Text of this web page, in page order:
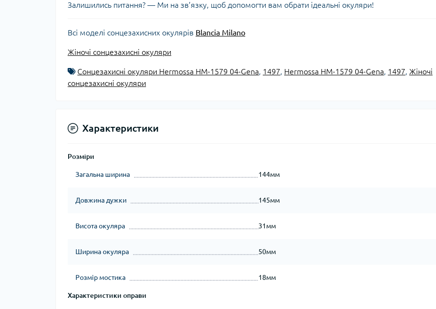
Залишились питання? — Ми на зв’язку, щоб допомогти вам обрати ідеальні окуляри!
Всі моделі сонцезахисних окулярів Blancia Milano
Жіночі сонцезахисні окуляри
Сонцезахисні окуляри Hermossa HM-1579 04-Gena, 1497, Hermossa HM-1579 04-Gena, 1497, Жіночі
сонцезахисні окуляри
Характеристики
Розміри
Загальна ширина 144мм
Довжина дужки 145мм
Висота окуляра 31мм
Ширина окуляра 50мм
Розмір мостика 18мм
Характеристики оправи